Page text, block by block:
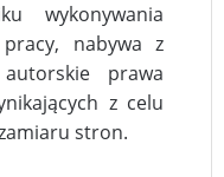
wykonywania
nabywa z
prawa
z celu
stron.